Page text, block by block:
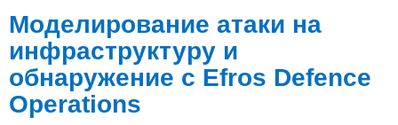
Моделирование атаки на
инфраструктуру и
обнаружение с Efros Defence
Operations